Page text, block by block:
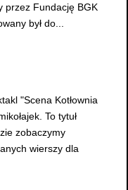
przez Fundację BGK
był do...
"Scena Kotłownia
To tytuł
zobaczymy
wierszy dla